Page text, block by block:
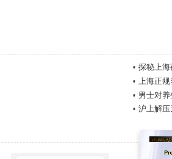
• 探秘上海
•
上海正
• 男士对
• 沪上解压